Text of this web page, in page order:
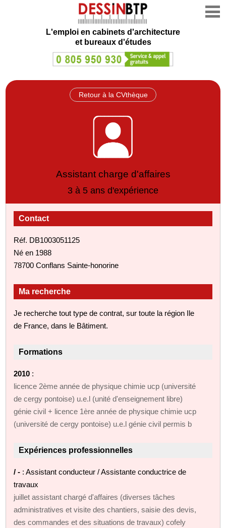
L'emploi en cabinets d'architecture
et bureaux d'études
Retour à la CVthèque
Assistant charge d'affaires
3 à 5 ans d'expérience
Contact
Réf. DB1003051125
Né en 1988
78700 Conflans Sainte-honorine
Ma recherche
Je recherche tout type de contrat, sur toute la région Ile
de France, dans le Bâtiment.
Formations
2010 :
licence 2ème année de physique chimie ucp (université
de cergy pontoise) u.e.l (unité d'enseignement libre)
génie civil + licence 1ère année de physique chimie ucp
(université de cergy pontoise) u.e.l génie civil permis b
Expériences professionnelles
/ - : Assistant conducteur / Assistante conductrice de
travaux
juillet assistant chargé d'affaires (diverses tâches
administratives et visite des chantiers, saisie des devis,
des commandes et des situations de travaux) cofely